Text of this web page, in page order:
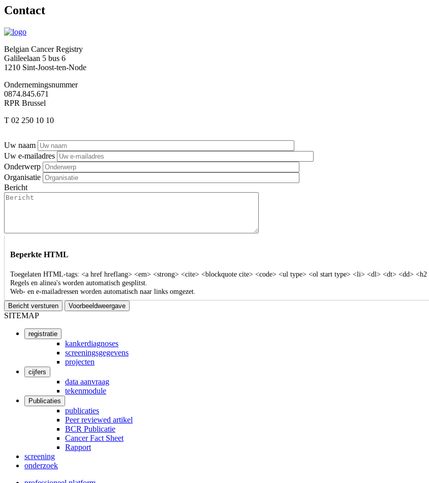
Contact
Belgian Cancer Registry
Galileelaan 5 bus 6
1210 Sint-Joost-ten-Node
Ondernemingsnummer
0874.845.671
RPR Brussel
T 02 250 10 10
Uw naam
Uw e-mailadres
Onderwerp
Organisatie
Bericht
Beperkte HTML
Toegelaten HTML-tags: <a href hreflang> <em> <strong> <cite> <blockquote cite> <code> <ul type> <ol start type> <li> <dl> <dt> <dd>
Regels en alinea's worden automatisch gesplitst.
Web- en e-mailadressen worden automatisch naar links omgezet.
SITEMAP
menu
registratie
kankerdiagnoses
screeningsgegevens
projecten
cijfers
data aanvraag
tekenmodule
Publicaties
publicaties
Peer reviewed artikel
BCR Publicatie
Cancer Fact Sheet
Rapport
screening
onderzoek